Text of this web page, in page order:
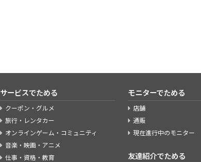
サービスでためる
クーポン・グルメ
旅行・レンタカー
オンラインゲーム・コミュニティ
音楽・映画・アニメ
仕事・資格・教育
モニターでためる
店舗
通販
現在進行中のモニター
友達紹介でためる